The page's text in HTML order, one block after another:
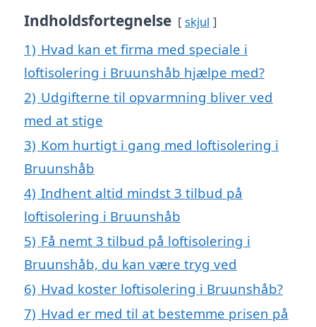
Indholdsfortegnelse skjul
1) Hvad kan et firma med speciale i
loftisolering i Bruunshåb hjælpe med?
2) Udgifterne til opvarmning bliver ved
med at stige
3) Kom hurtigt i gang med loftisolering i
Bruunshåb
4) Indhent altid mindst 3 tilbud på
loftisolering i Bruunshåb
5) Få nemt 3 tilbud på loftisolering i
Bruunshåb, du kan være tryg ved
6) Hvad koster loftisolering i Bruunshåb?
7) Hvad er med til at bestemme prisen på